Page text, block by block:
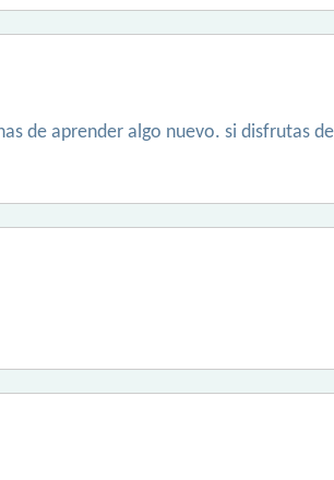
de aprender algo nuevo. si disfrutas